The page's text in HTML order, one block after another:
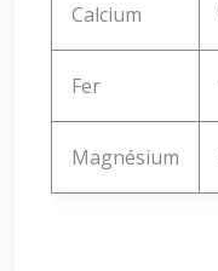
Calcium
Fer
Magnésium